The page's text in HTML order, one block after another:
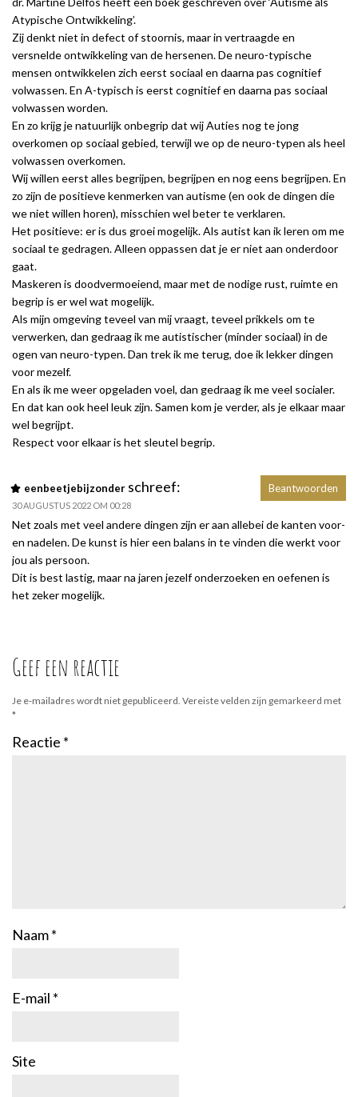
Atypische Ontwikkeling’.
Zij denkt niet in defect of stoornis, maar in vertraagde en
versnelde ontwikkeling van de hersenen. De neuro-typische
mensen ontwikkelen zich eerst sociaal en daarna pas cognitief
volwassen. En A-typisch is eerst cognitief en daarna pas sociaal
volwassen worden.
En zo krijg je natuurlijk onbegrip dat wij Auties nog te jong
overkomen op sociaal gebied, terwijl we op de neuro-typen als heel
volwassen overkomen.
Wij willen eerst alles begrijpen, begrijpen en nog eens begrijpen. En
zo zijn de positieve kenmerken van autisme (en ook de dingen die
we niet willen horen), misschien wel beter te verklaren.
Het positieve: er is dus groei mogelijk. Als autist kan ik leren om me
sociaal te gedragen. Alleen oppassen dat je er niet aan onderdoor
gaat.
Maskeren is doodvermoeiend, maar met de nodige rust, ruimte en
begrip is er wel wat mogelijk.
Als mijn omgeving teveel van mij vraagt, teveel prikkels om te
verwerken, dan gedraag ik me autistischer (minder sociaal) in de
ogen van neuro-typen. Dan trek ik me terug, doe ik lekker dingen
voor mezelf.
En als ik me weer opgeladen voel, dan gedraag ik me veel socialer.
En dat kan ook heel leuk zijn. Samen kom je verder, als je elkaar maar
wel begrijpt.
Respect voor elkaar is het sleutel begrip.
eenbeetjebijzonder schreef:
30 AUGUSTUS 2022 OM 00:28
Net zoals met veel andere dingen zijn er aan allebei de kanten voor-
en nadelen. De kunst is hier een balans in te vinden die werkt voor
jou als persoon.
Dit is best lastig, maar na jaren jezelf onderzoeken en oefenen is
het zeker mogelijk.
Beantwoorden
Geef een reactie
Je e-mailadres wordt niet gepubliceerd. Vereiste velden zijn gemarkeerd met
*
Reactie *
Naam*
E-mail *
Site